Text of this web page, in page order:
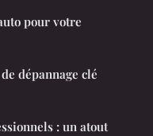
pour votre
dépannage clé
: un atout